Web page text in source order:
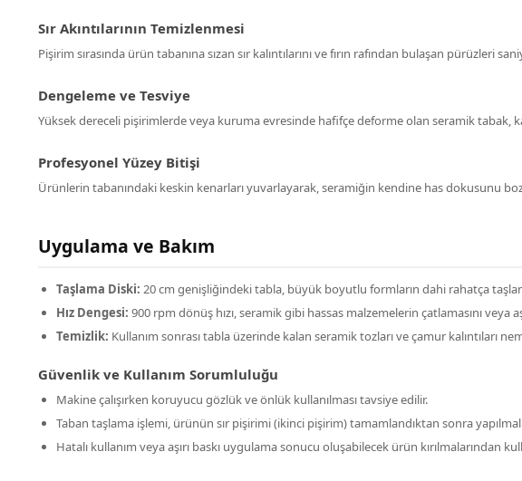
Sır Akıntılarının Temizlenmesi
Pişirim sırasında ürün tabanına sızan sır kalıntılarını ve fırın rafından bulaşan
Dengeleme ve Tesviye
Yüksek dereceli pişirimlerde veya kuruma evresinde hafifçe deforme olan seramik tabak,
Profesyonel Yüzey Bitişi
Ürünlerin tabanındaki keskin kenarları yuvarlayarak, seramiğin kendine has dokusunu
Uygulama ve Bakım
Taşlama Diski: 20 cm genişliğindeki tabla, büyük boyutlu formların dahi rahatça
Hız Dengesi: 900 rpm dönüş hızı, seramik gibi hassas malzemelerin çatlamasını veya
Temizlik: Kullanım sonrası tabla üzerinde kalan seramik tozları ve çamur kalıntıları
Güvenlik ve Kullanım Sorumluluğu
Makine çalışırken koruyucu gözlük ve önlük kullanılması tavsiye edilir.
Taban taşlama işlemi, ürünün sır pişirimi (ikinci pişirim) tamamlandıktan sonra
Hatalı kullanım veya aşırı baskı uygulama sonucu oluşabilecek ürün kırılmalarından